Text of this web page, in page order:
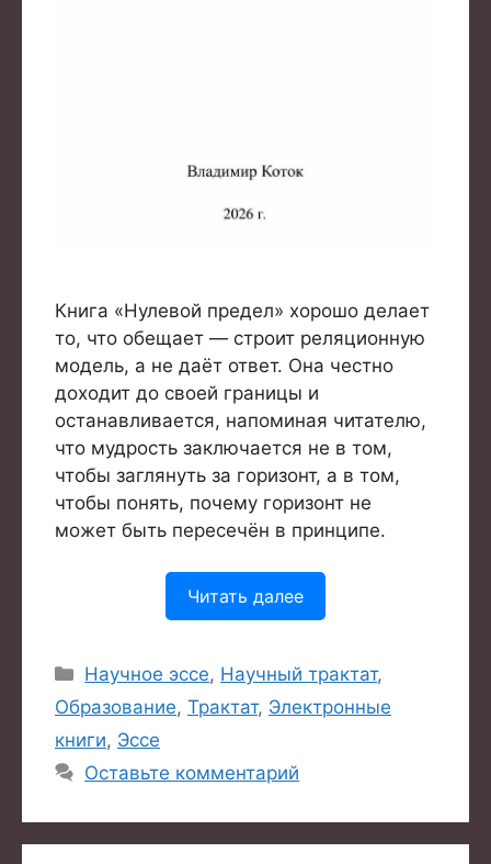
Книга «Нулевой предел» хорошо делает
то, что обещает — строит реляционную
модель, а не даёт ответ. Она честно
доходит до своей границы и
останавливается, напоминая читателю,
что мудрость заключается не в том,
чтобы заглянуть за горизонт, а в том,
чтобы понять, почему горизонт не
может быть пересечён в принципе.
Читать далее
Рубрики
Научное эссе, Научный трактат,
Образование, Трактат, Электронные
книги, Эссе
Оставьте комментарий